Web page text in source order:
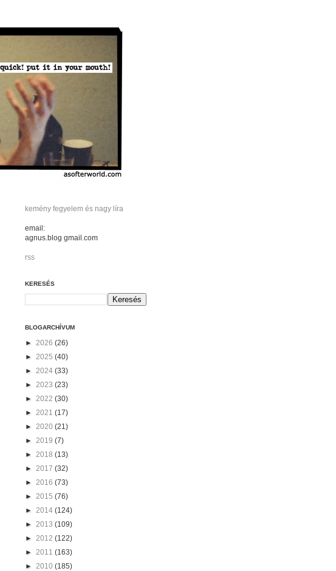
kemény fegyelem és nagy líra
email:
agnus.blog gmail.com
rss
KERESÉS
BLOGARCHÍVUM
► 2026 (26)
► 2025 (40)
► 2024 (33)
► 2023 (23)
► 2022 (30)
► 2021 (17)
► 2020 (21)
► 2019 (7)
► 2018 (13)
► 2017 (32)
► 2016 (73)
► 2015 (76)
► 2014 (124)
► 2013 (109)
► 2012 (122)
► 2011 (163)
► 2010 (185)